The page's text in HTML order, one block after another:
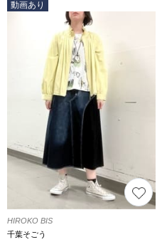
動画あり
HIROKO BIS
千葉そごう